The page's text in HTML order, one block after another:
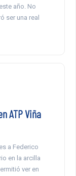
año. No
ser una real
ATP Viña
a Federico
en la arcilla
ver en